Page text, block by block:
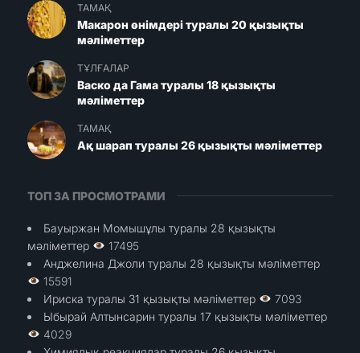
ТАМАҚ
Макарон өнімдері туралы 20 қызықты
мәліметтер
ТҰЛҒАЛАР
Васко да Гама туралы 18 қызықты
мәліметтер
ТАМАҚ
Ақ шарап туралы 26 қызықты мәліметтер
ТОП ЗА ПРОСМОТРАМИ
Бауыржан Момышұлы туралы 28 қызықты
мәліметтер
17495
Анджелина Джоли туралы 28 қызықты мәліметтер
15591
Ириска туралы 31 қызықты мәліметтер
7093
Ыбырай Алтынсарин туралы 17 қызықты мәліметтер
4029